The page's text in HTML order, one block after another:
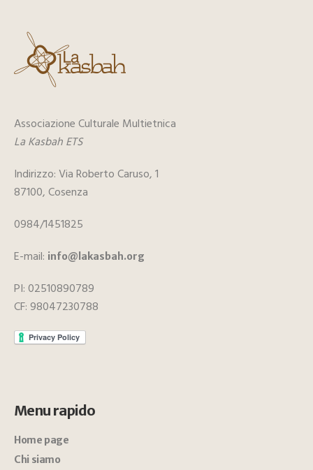
Associazione Culturale Multietnica
La Kasbah ETS
Indirizzo: Via Roberto Caruso, 1
87100, Cosenza
0984/1451825
E-mail: info@lakasbah.org
PI: 02510890789
CF: 98047230788
Menu rapido
Home page
Chi siamo